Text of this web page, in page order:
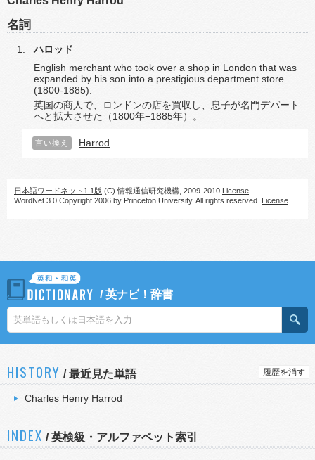
名詞
ハロッド
English merchant who took over a shop in London that was
expanded by his son into a prestigious department store
(1800-1885).
英国の商人で、ロンドンの店を買収し、息子が名門デパート
へと拡大させた（1800年−1885年）。
言い換え Harrod
日本語ワードネット1.1版 (C) 情報通信研究機構, 2009-2010 License
WordNet 3.0 Copyright 2006 by Princeton University. All rights reserved. License
/英ナビ！辞書
HISTORY /最近見た単語 履歴を消す
Charles Henry Harrod
INDEX / 英検級・アルファベット索引